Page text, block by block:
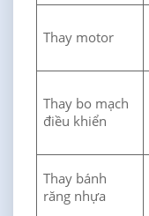
Thay motor
Thay bo mạch
điều khiển
Thay bánh
răng nhựa